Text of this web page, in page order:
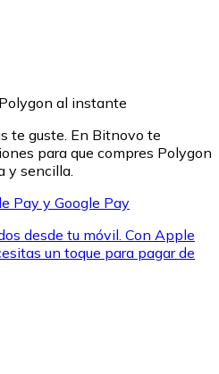
al instante
te guste. En Bitnovo te
para que compres Polygon
y sencilla.
Pay y Google Pay
desde tu móvil. Con Apple
un toque para pagar de